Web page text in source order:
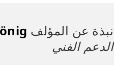
نبذة عن المؤلف
الدعم الفني